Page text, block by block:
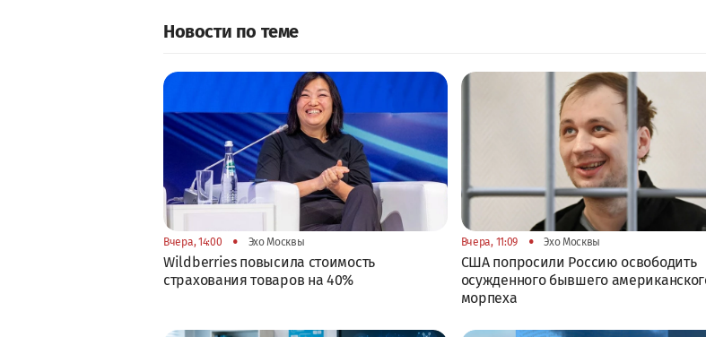
Новости по теме
Вчера, 14:00 • Эхо Москвы
Wildberries повысила стоимость
страхования товаров на 40%
Вчера, 11:09 • Эхо Москвы
США попросили Россию освободить
осужденного бывшего
морпеха